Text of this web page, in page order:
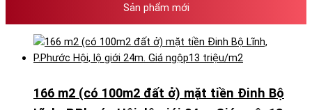
Sản phẩm mới
166 m2 (có 100m2 đất ở) mặt tiền Đinh Bộ